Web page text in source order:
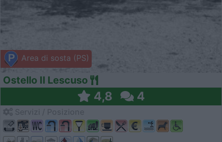
Area di sosta (PS)
Ostello Il Lescuso
4,8 4